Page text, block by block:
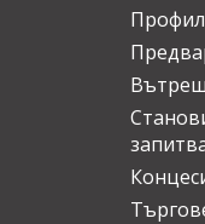
Профил